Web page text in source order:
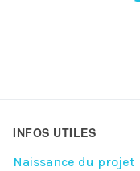
INFOS UTILES
Naissance du projet